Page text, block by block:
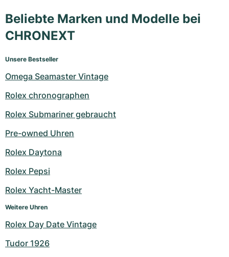
Beliebte Marken und Modelle bei
CHRONEXT
Unsere Bestseller
Omega Seamaster Vintage
Rolex chronographen
Rolex Submariner gebraucht
Pre-owned Uhren
Rolex Daytona
Rolex Pepsi
Rolex Yacht-Master
Weitere Uhren
Rolex Day Date Vintage
Tudor 1926